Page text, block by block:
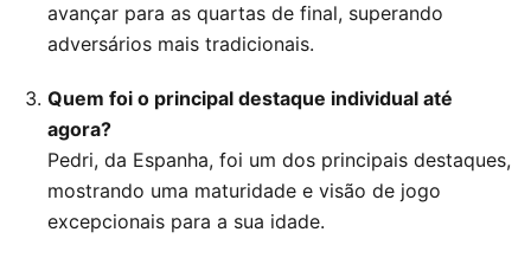
avançar para as quartas de final, superando
adversários mais tradicionais.
Quem foi o principal destaque individual até
agora?
Pedri, da Espanha, foi um dos principais destaques,
mostrando uma maturidade e visão de jogo
excepcionais para a sua idade.